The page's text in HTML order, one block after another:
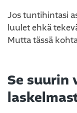
Jos tuntihintasi
luulet ehkä
Mutta tässä
Se suurin